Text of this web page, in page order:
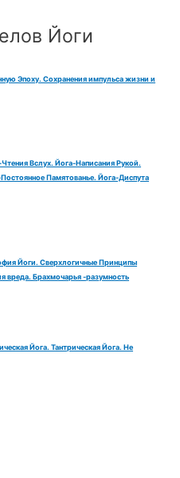
Йоги
Эпоху. Сохранения импульса жизни и
Вслух. Йога-Написания Рукой.
Памятованье. Йога-Диспута
Йоги. Сверхлогичные Принципы
вреда. Брахмочарья -разумность
Йога. Тантрическая Йога. Не